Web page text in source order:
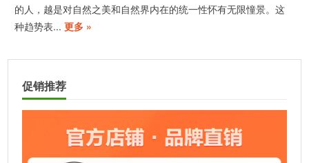
的人，越是对自然之美和自然界内在的统一性怀有无限憧景。这
种趋势表...更多 »
促销推荐